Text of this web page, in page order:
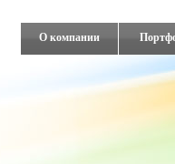
О компании